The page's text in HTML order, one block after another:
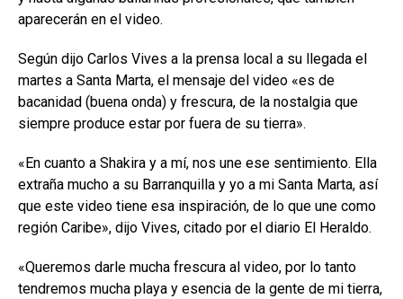
aparecerán en el video.
Según dijo Carlos Vives a la prensa local a su llegada el
martes a Santa Marta, el mensaje del video «es de
bacanidad (buena onda) y frescura, de la nostalgia que
siempre produce estar por fuera de su tierra».
«En cuanto a Shakira y a mí, nos une ese sentimiento. Ella
extraña mucho a su Barranquilla y yo a mi Santa Marta, así
que este video tiene esa inspiración, de lo que une como
región Caribe», dijo Vives, citado por el diario El Heraldo.
«Queremos darle mucha frescura al video, por lo tanto
tendremos mucha playa y esencia de la gente de mi tierra,